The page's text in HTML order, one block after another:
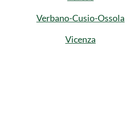
Verbano-Cusio-Ossola
Vicenza